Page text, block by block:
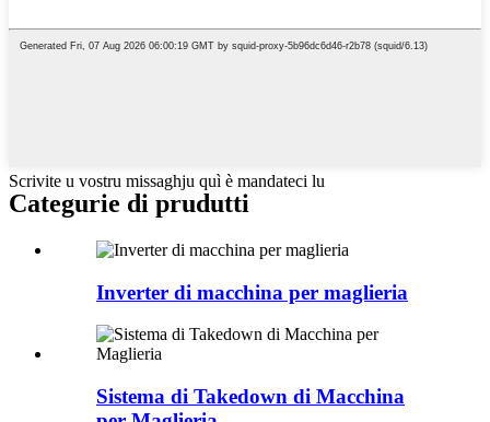
Scrivite u vostru missaghju quì è mandateci lu
Categurie di prudutti
Inverter di macchina per maglieria
Sistema di Takedown di Macchina